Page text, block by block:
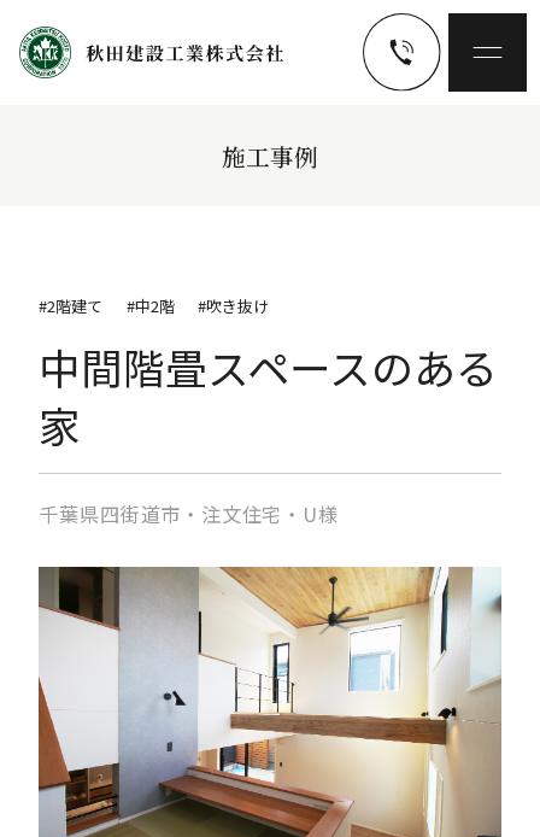
施工事例
#2階建て #中2階 #吹き抜け
中間階畳スペースのある
家
千葉県四街道市・注文住宅・U様